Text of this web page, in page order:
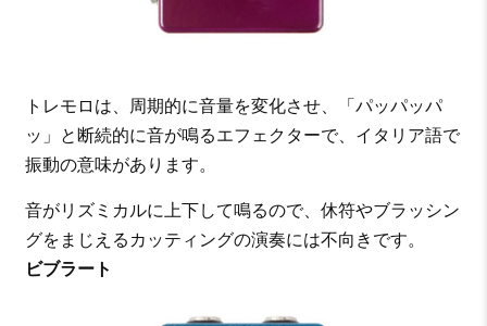
トレモロは、周期的に音量を変化させ、「パッパッパ
ッ」と断続的に音が鳴るエフェクターで、イタリア語で
振動の意味があります。
音がリズミカルに上下して鳴るので、休符やブラッシン
グをまじえるカッティングの演奏には不向きです。
ビブラート